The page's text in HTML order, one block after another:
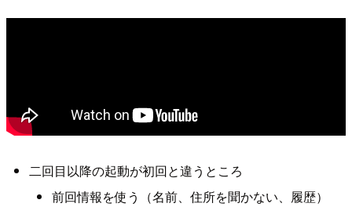
二回目以降の起動が初回と違うところ
前回情報を使う（名前、住所を聞かない、履歴）